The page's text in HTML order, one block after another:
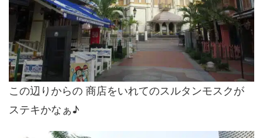
この辺りからの 商店をいれてのスルタンモスクが
ステキかなぁ♪